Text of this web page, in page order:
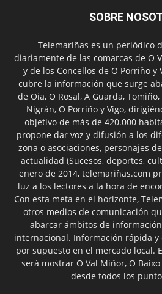
SOBRE
Telemariñas es un periódico
diariamente de las comarcas de O
y de los Concellos de O Porriño y
cubre la información que surge
de Oia, O Rosal, A Guarda,
Nigrán, O Porriño y Vigo,
objetivo de más de 420.000
propone dar voz y difusión a los
zona o asociaciones, personajes
actualidad (Sucesos, deportes,
enero de 2014, telemariñas.com
luz a los lectores a la hora de
Con esta meta en el horizonte,
otros medios de comunicación
abarcar ámbitos de
internacional. Información rápida y
por supuesto en el mercado local.
será mostrar O Val Miñor, O
desde todos los